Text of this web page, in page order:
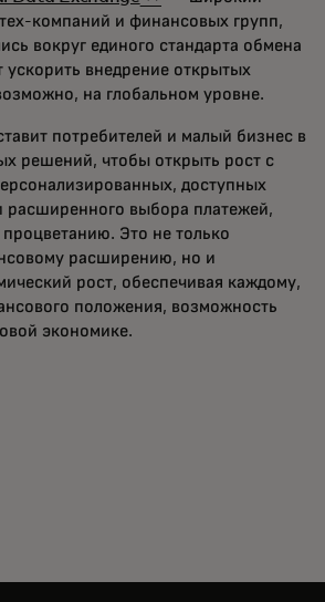
компаний и финансовых групп,
вокруг единого стандарта обмена
внедрение открытых
на глобальном уровне.
потребителей и малый бизнес в
решений, чтобы открыть рост с
доступных
расширенного выбора платежей,
Это не только
расширению, но и
рост, обеспечивая каждому,
положения, возможность
экономике.